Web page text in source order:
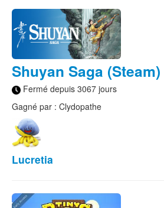
Shuyan Saga (Steam)
Fermé depuis 3067 jours
Gagné par : Clydopathe
Lucretia